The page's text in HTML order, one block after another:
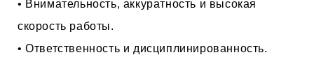
• Внимательность, аккуратность и высокая
скорость работы.
• Ответственность и дисциплинированность.